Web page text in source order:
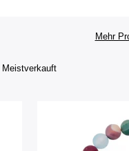
Mehr
Meistverkauft